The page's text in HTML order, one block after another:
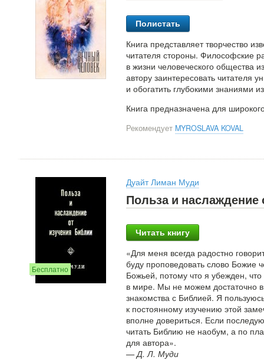
Полистать
Книга представляет творчество
читателя стороны. Философские
в жизни человеческого общества
автору заинтересовать читателя
и обогатить глубокими знаниями
Книга предназначена для
Рекомендует MYROSLAVA KOVAL
Бесплатно
Дуайт Лиман Муди
Польза и наслаждение
Читать книгу
«Для меня всегда радостно
буду проповедовать слово Божие
Божьей, потому что я убежден,
в мире. Мы не можем достаточно
знакомства с Библией. Я
к постоянному изучению этой
вполне довериться. Если
читать Библию не наобум, а по
для автора».
— Д. Л. Муди